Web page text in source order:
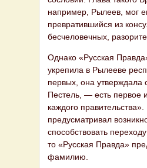
например, Рылеев, мог
превратившийся из
бесчеловечных,
Однако «Русская
укрепила в Рылееве
первых, она утверждала
Пестель, — есть первое
каждого
предусматривал
способствовать
то «Русская Правда»
фамилию.